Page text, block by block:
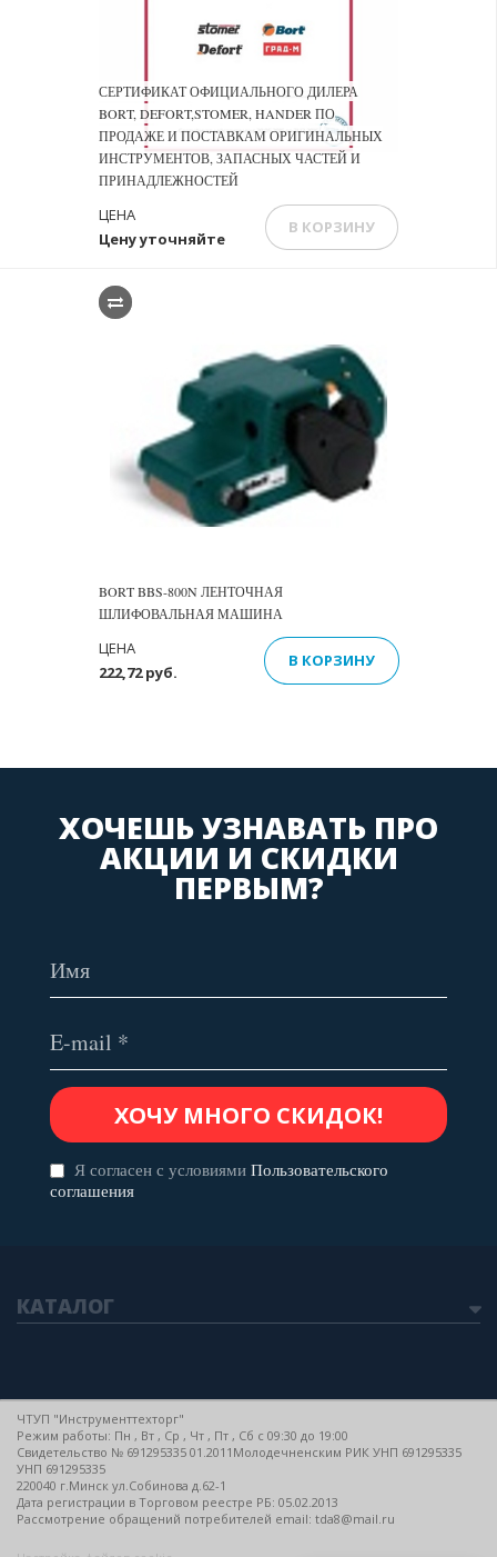
СЕРТИФИКАТ ОФИЦИАЛЬНОГО ДИЛЕРА
BORT, DEFORT,STOMER, HANDER ПО
ПРОДАЖЕ И ПОСТАВКАМ ОРИГИНАЛЬНЫХ
ИНСТРУМЕНТОВ, ЗАПАСНЫХ ЧАСТЕЙ И
ПРИНАДЛЕЖНОСТЕЙ
Цену уточняйте
ЦЕНА
В КОРЗИНУ
BORT BBS-800N ЛЕНТОЧНАЯ
ШЛИФОВАЛЬНАЯ МАШИНА
222,72 руб.
ЦЕНА
В КОРЗИНУ
ХОЧЕШЬ УЗНАВАТЬ ПРО
АКЦИИ И СКИДКИ
ПЕРВЫМ?
Я согласен с условиями Пользовательского
соглашения
КАТАЛОГ
ЧТУП "Инструменттехторг"
Режим работы: Пн , Вт , Ср , Чт , Пт , Сб c 09:30 до 19:00
Свидетельство № 691295335 01.2011Молодечненским РИК УНП 691295335
УНП 691295335
220040 г.Минск ул.Собинова д.62-1
Дата регистрации в Торговом реестре РБ: 05.02.2013
Рассмотрение обращений потребителей email: tda8@mail.ru